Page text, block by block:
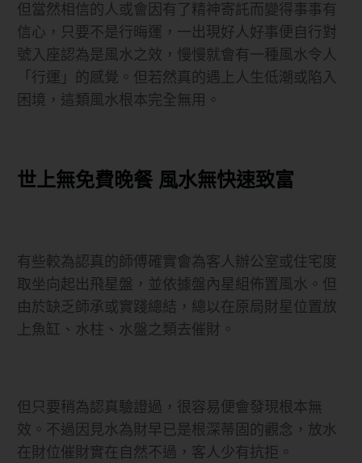
但當然相信的人或會因有了精神寄託而變得事事有
信心，只要不是行晦運，一出現好人好事便自行對
號入座認為是風水之效，慢慢就會有一種風水令人
「行運」的感覺。但若然真的遇上人生低潮或陷入
困境，這類風水根本完全無用。
世上無免費晚餐 風水無快速致富
有些較為認真的師傅確實會為客人辦公室或住宅度
取坐向起出飛星盤，並依據盤內星組佈置風水。但
由於缺乏師承或實踐總結，總以在原局財星位置放
上魚缸、水柱、水盤之類去催財。
但只要稍為認真驗證過，很容易便會發現根本無
效。不過因見水為財早已是根深蒂固的觀念，放水
在財位催財實在自然不過，客人少有抗拒。